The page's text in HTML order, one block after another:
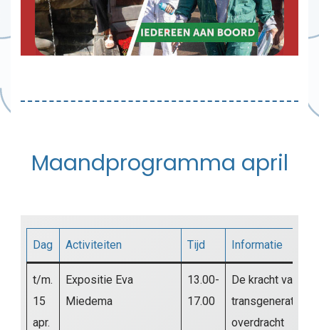
Maandprogramma april
Dag Activiteiten Tijd Informatie
t/m.
15
apr.
Expositie Eva
Miedema
13.00-
17.00
De kracht van
overdracht